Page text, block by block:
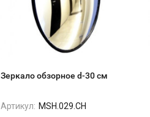
Зеркало обзорное d-30 см
Артикул: MSH.029.CH